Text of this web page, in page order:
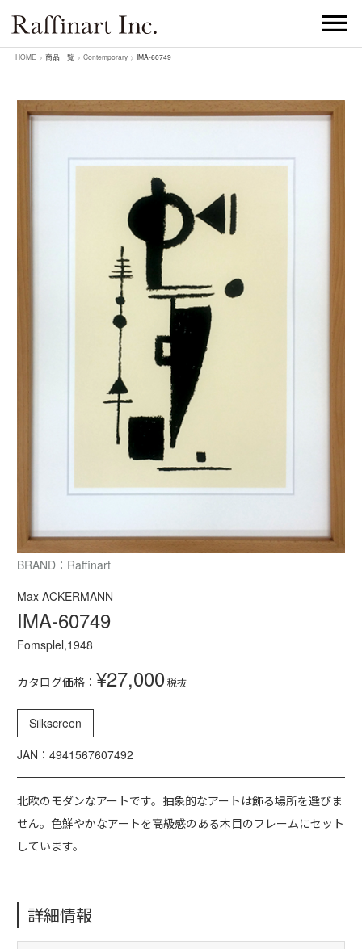
HOME > 商品一覧 > Contemporary > IMA-60749
BRAND：Raffinart
Max ACKERMANN
IMA-60749
Fomsplel,1948
カタログ価格： ¥27,000税抜
Silkscreen
JAN：4941567607492
北欧のモダンなアートです。抽象的なアートは飾る場所を選びま
せん。色鮮やかなアートを高級感のある木目のフレームにセット
しています。
詳細情報